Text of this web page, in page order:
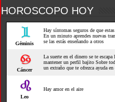
HOROSCOPO HOY